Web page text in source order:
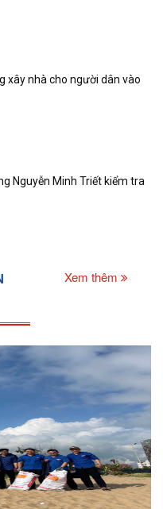
xây nhà cho người dân vào
Nguyễn Minh Triết kiểm tra
Xem thêm